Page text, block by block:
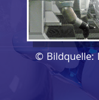
© Bildquelle: